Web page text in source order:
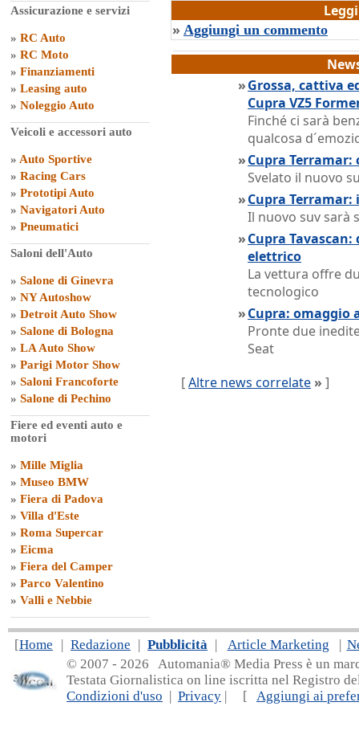
Assicurazione e servizi
» RC Auto
» RC Moto
» Finanziamenti
» Leasing auto
» Noleggio Auto
Veicoli e accessori auto
» Auto Sportive
» Racing Cars
» Prototipi Auto
» Navigatori Auto
» Pneumatici
Saloni dell'Auto
» Salone di Ginevra
» NY Autoshow
» Detroit Auto Show
» Salone di Bologna
» LA Auto Show
» Parigi Motor Show
» Saloni Francoforte
» Salone di Pechino
Fiere ed eventi auto e
motori
» Mille Miglia
» Museo BMW
» Fiera di Padova
» Villa d'Este
» Roma Supercar
» Eicma
» Fiera del Camper
» Parco Valentino
» Valli e Nebbie
» Aggiungi un commento
»Grossa, cattiva
Cupra VZ5
Finché ci sarà
qualcosa
»Cupra
Svelato il nuovo
»Cupra
Il nuovo suv sarà
»Cupra
elettrico
La vettura offre
tecnologico
»Cupra: omaggio
Pronte due
Seat
[Altre news correlate » ]
[Home | Redazione | Pubblicità | Article Marketing |
© 2007 - 2026 Automania® Media Press è un
Testata Giornalistica on line iscritta nel Registro
Condizioni d'uso | Privacy | [ Aggiungi ai